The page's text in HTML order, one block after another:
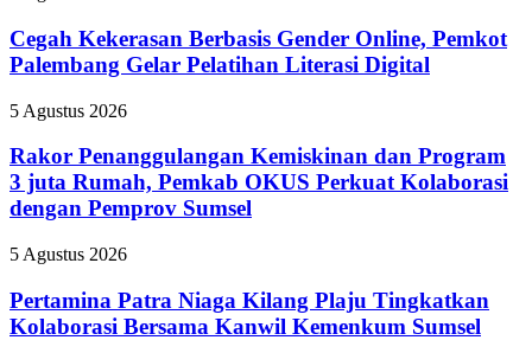
Siap
Tampil
Ikonik
Berbasis
Gender
Online,
Palembang
Pelatihan
Literasi
Digital
Cegah Kekerasan Berbasis Gender Online, Pemkot
Palembang Gelar Pelatihan Literasi Digital
Rakor
Kemiskinan
dan
Program
3
Rumah,
OKUS
Perkuat
5 Agustus 2026
Rakor Penanggulangan Kemiskinan dan Program
3 juta Rumah, Pemkab OKUS Perkuat Kolaborasi
dengan Pemprov Sumsel
Pertamina
Niaga
Kilang
Plaju
5 Agustus 2026
Pertamina Patra Niaga Kilang Plaju Tingkatkan
Kolaborasi Bersama Kanwil Kemenkum Sumsel